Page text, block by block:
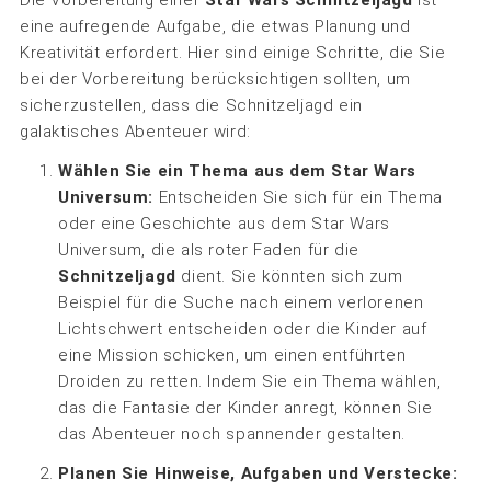
eine aufregende Aufgabe, die etwas Planung und
Kreativität erfordert. Hier sind einige Schritte, die Sie
bei der Vorbereitung berücksichtigen sollten, um
sicherzustellen, dass die Schnitzeljagd ein
galaktisches Abenteuer wird:
Wählen Sie ein Thema aus dem Star Wars
Universum: Entscheiden Sie sich für ein Thema
oder eine Geschichte aus dem Star Wars
Universum, die als roter Faden für die
Schnitzeljagd dient. Sie könnten sich zum
Beispiel für die Suche nach einem verlorenen
Lichtschwert entscheiden oder die Kinder auf
eine Mission schicken, um einen entführten
Droiden zu retten. Indem Sie ein Thema wählen,
das die Fantasie der Kinder anregt, können Sie
das Abenteuer noch spannender gestalten.
Planen Sie Hinweise, Aufgaben und Verstecke: